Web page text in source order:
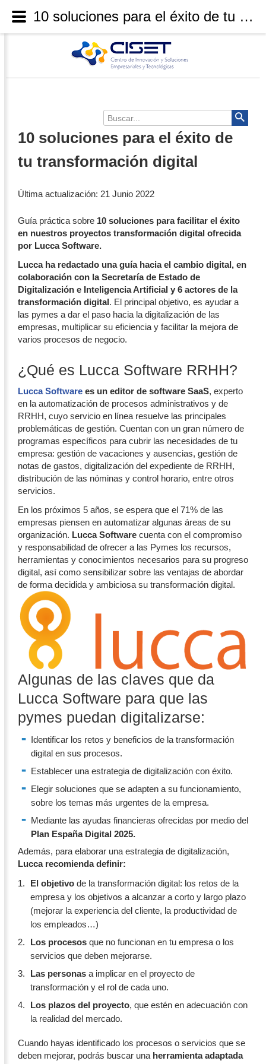
Buscar...
10 soluciones para el éxito de
tu transformación digital
Última actualización: 21 Junio 2022
Guía práctica sobre 10 soluciones para facilitar el éxito
en nuestros proyectos transformación digital ofrecida
por Lucca Software.
Lucca ha redactado una guía hacia el cambio digital, en
colaboración con la Secretaría de Estado de
Digitalización e Inteligencia Artificial y 6 actores de la
transformación digital. El principal objetivo, es ayudar a
las pymes a dar el paso hacia la digitalización de las
empresas, multiplicar su eficiencia y facilitar la mejora de
varios procesos de negocio.
¿Qué es Lucca Software RRHH?
Lucca Software es un editor de software SaaS, experto
en la automatización de procesos administrativos y de
RRHH, cuyo servicio en línea resuelve las principales
problemáticas de gestión. Cuentan con un gran número de
programas específicos para cubrir las necesidades de tu
empresa: gestión de vacaciones y ausencias, gestión de
notas de gastos, digitalización del expediente de RRHH,
distribución de las nóminas y control horario, entre otros
servicios.
En los próximos 5 años, se espera que el 71% de las
empresas piensen en automatizar algunas áreas de su
organización. Lucca Software cuenta con el compromiso
y responsabilidad de ofrecer a las Pymes los recursos,
herramientas y conocimientos necesarios para su progreso
digital, así como sensibilizar sobre las ventajas de abordar
de forma decidida y ambiciosa su transformación digital.
Algunas de las claves que da
Lucca Software para que las
pymes puedan digitalizarse:
Identificar los retos y beneficios de la transformación
digital en sus procesos.
Establecer una estrategia de digitalización con éxito.
Elegir soluciones que se adapten a su funcionamiento,
sobre los temas más urgentes de la empresa.
Mediante las ayudas financieras ofrecidas por medio del
Plan España Digital 2025.
Además, para elaborar una estrategia de digitalización,
Lucca recomienda definir:
El objetivo de la transformación digital: los retos de la
empresa y los objetivos a alcanzar a corto y largo plazo
(mejorar la experiencia del cliente, la productividad de
los empleados…)
Los procesos que no funcionan en tu empresa o los
servicios que deben mejorarse.
Las personas a implicar en el proyecto de
transformación y el rol de cada uno.
Los plazos del proyecto, que estén en adecuación con
la realidad del mercado.
Cuando hayas identificado los procesos o servicios que se
deben mejorar, podrás buscar una herramienta adaptada
10 soluciones para el éxito de tu transformación digital